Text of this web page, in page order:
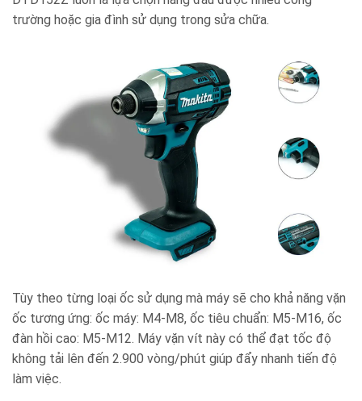
trường hoặc gia đình sử dụng trong sửa chữa.
Tùy theo từng loại ốc sử dụng mà máy sẽ cho khả năng vặn
ốc tương ứng: ốc máy: M4-M8, ốc tiêu chuẩn: M5-M16, ốc
đàn hồi cao: M5-M12. Máy vặn vít này có thể đạt tốc độ
không tải lên đến 2.900 vòng/phút giúp đẩy nhanh tiến độ
làm việc.